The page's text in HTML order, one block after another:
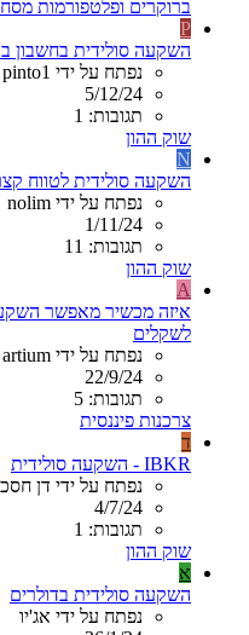
ברוקרים ופלטפורמות
P
השקעה סולידית בחשבון
נפתח על ידי pinto1
5/12/24
תגובות: 1
שוק ההון
N
השקעה סולידית לטווח
נפתח על ידי nolim
1/11/24
תגובות: 11
שוק ההון
A
איזה מכשיר מאפשר
לשקלים
נפתח על ידי artium
22/9/24
תגובות: 5
צרכנות פיננסית
ד
IBKR - השקעה סולידית
נפתח על ידי דן
4/7/24
תגובות: 1
שוק ההון
א
השקעה סולידית בדולרים
נפתח על ידי אג'יו